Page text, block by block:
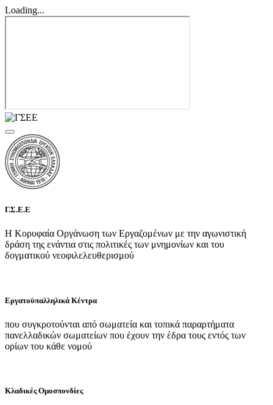
Loading...
Γ.Σ.Ε.Ε
Η Κορυφαία Οργάνωση των Εργαζομένων με την αγωνιστική
δράση της ενάντια στις πολιτικές των μνημονίων και του
δογματικού νεοφιλελευθερισμού
Εργατοϋπαλληλικά Κέντρα
που συγκροτούνται από σωματεία και τοπικά παραρτήματα
πανελλαδικών σωματείων που έχουν την έδρα τους εντός των
ορίων του κάθε νομού
Κλαδικές Ομοσπονδίες